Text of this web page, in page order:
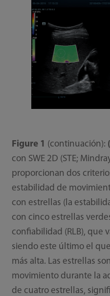
Figure 1 (continuación):
con SWE 2D (STE;
proporcionan dos
estabilidad de
con estrellas (la
con cinco estrellas
confiabilidad (RLB), que
siendo este último el
más alta. Las estrellas
movimiento durante la
de cuatro estrellas,